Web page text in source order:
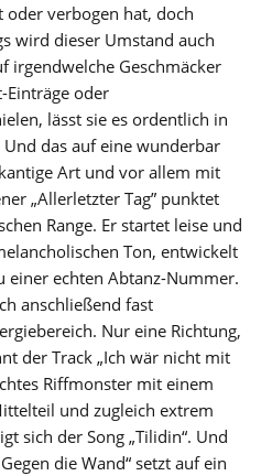
verbogen hat, doch
wird dieser Umstand auch
irgendwelche Geschmäcker
Einträge oder
lässt sie es ordentlich in
das auf eine wunderbar
Art und vor allem mit
„Allerletzter Tag” punktet
Range. Er startet leise und
Ton, entwickelt
einer echten Abtanz-Nummer.
anschließend fast
Nur eine Richtung,
der Track „Ich wär nicht mit
Riffmonster mit einem
und zugleich extrem
sich der Song „Tilidin“. Und
die Wand“ setzt auf ein